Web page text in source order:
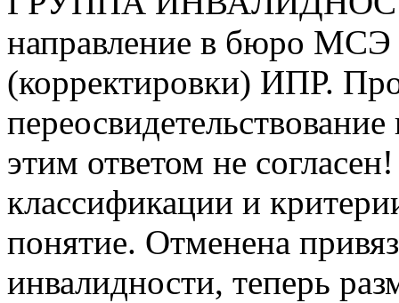
направление в бюро МСЭ
(корректировки) ИПР.
этим ответом не
классификации и
понятие. Отменена
инвалидности, теперь